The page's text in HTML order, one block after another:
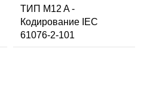
ТИП M12 A -
Кодирование IEC
61076-2-101